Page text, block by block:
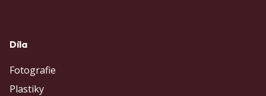
Díla
Fotografie
Plastiky